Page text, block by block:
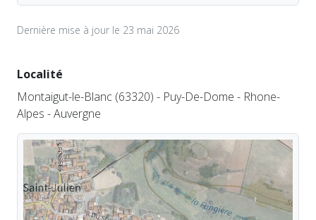
Dernière mise à jour le 23 mai 2026
Localité
Montaigut-le-Blanc (63320) - Puy-De-Dome - Rhone-
Alpes - Auvergne